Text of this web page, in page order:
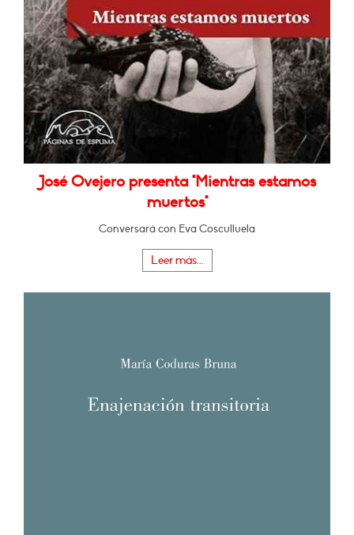
José Ovejero presenta "Mientras estamos
muertos"
Conversará con Eva Cosculluela
Leer más...